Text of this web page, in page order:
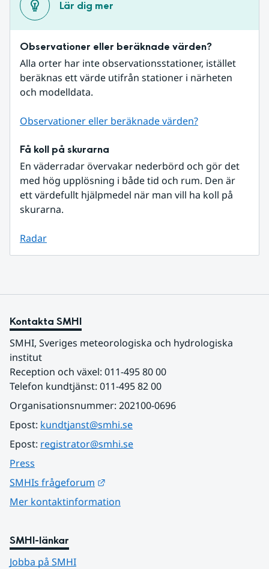
Lär dig mer
Observationer eller beräknade värden?
Alla orter har inte observationsstationer, istället
beräknas ett värde utifrån stationer i närheten
och modelldata.
Observationer eller beräknade värden?
Få koll på skurarna
En väderradar övervakar nederbörd och gör det
med hög upplösning i både tid och rum. Den är
ett värdefullt hjälpmedel när man vill ha koll på
skurarna.
Radar
Kontakta SMHI
SMHI, Sveriges meteorologiska och hydrologiska
institut
Reception och växel: 011-495 80 00
Telefon kundtjänst: 011-495 82 00
Organisationsnummer: 202100-0696
Epost: kundtjanst@smhi.se
Epost: registrator@smhi.se
Press
SMHIs frågeforum
Mer kontaktinformation
SMHI-länkar
Jobba på SMHI